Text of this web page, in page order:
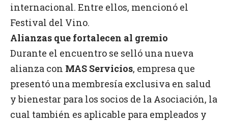
internacional. Entre ellos, mencionó el
Festival del Vino.
Alianzas que fortalecen al gremio
Durante el encuentro se selló una nueva
alianza con MAS Servicios, empresa que
presentó una membresía exclusiva en salud
y bienestar para los socios de la Asociación, la
cual también es aplicable para empleados y